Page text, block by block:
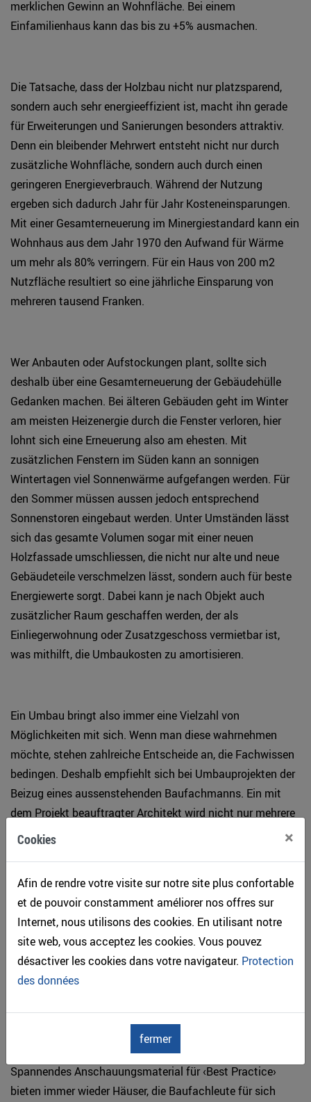
Cookies ×
Afin de rendre votre visite sur notre site plus confortable
et de pouvoir constamment améliorer nos offres sur
Internet, nous utilisons des cookies. En utilisant notre
site web, vous acceptez les cookies. Vous pouvez
désactiver les cookies dans votre navigateur. Protection
des données
fermer
merklichen Gewinn an Wohnfläche. Bei einem
Einfamilienhaus kann das bis zu +5% ausmachen.
Die Tatsache, dass der Holzbau nicht nur platzsparend,
sondern auch sehr energieeffizient ist, macht ihn gerade
für Erweiterungen und Sanierungen besonders attraktiv.
Denn ein bleibender Mehrwert entsteht nicht nur durch
zusätzliche Wohnfläche, sondern auch durch einen
geringeren Energieverbrauch. Während der Nutzung
ergeben sich dadurch Jahr für Jahr Kosteneinsparungen.
Mit einer Gesamterneuerung im Minergiestandard kann ein
Wohnhaus aus dem Jahr 1970 den Aufwand für Wärme
um mehr als 80% verringern. Für ein Haus von 200 m2
Nutzfläche resultiert so eine jährliche Einsparung von
mehreren tausend Franken.
Wer Anbauten oder Aufstockungen plant, sollte sich
deshalb über eine Gesamterneuerung der Gebäudehülle
Gedanken machen. Bei älteren Gebäuden geht im Winter
am meisten Heizenergie durch die Fenster verloren, hier
lohnt sich eine Erneuerung also am ehesten. Mit
zusätzlichen Fenstern im Süden kann an sonnigen
Wintertagen viel Sonnenwärme aufgefangen werden. Für
den Sommer müssen aussen jedoch entsprechend
Sonnenstoren eingebaut werden. Unter Umständen lässt
sich das gesamte Volumen sogar mit einer neuen
Holzfassade umschliessen, die nicht nur alte und neue
Gebäudeteile verschmelzen lässt, sondern auch für beste
Energiewerte sorgt. Dabei kann je nach Objekt auch
zusätzlicher Raum geschaffen werden, der als
Einliegerwohnung oder Zusatzgeschoss vermietbar ist,
was mithilft, die Umbaukosten zu amortisieren.
Ein Umbau bringt also immer eine Vielzahl von
Möglichkeiten mit sich. Wenn man diese wahrnehmen
möchte, stehen zahlreiche Entscheide an, die Fachwissen
bedingen. Deshalb empfiehlt sich bei Umbauprojekten der
Beizug eines aussenstehenden Baufachmanns. Ein mit
dem Projekt beauftragter Architekt wird nicht nur mehrere
Raumvarianten erarbeiten, sondern gleichzeitig auch
mitzufinanzieren. Ein klares Konzept erleichtert in jedem
Fall die Entscheidungsfindung und hilft, die Kosten im
Griff zu behalten. Der Rat erfahrener Fachleute ist dabei
Gold wert.
Holz-Bijou im Suhrental
Spannendes Anschauungsmaterial für ‹Best Practice›
bieten immer wieder Häuser, die Baufachleute für sich